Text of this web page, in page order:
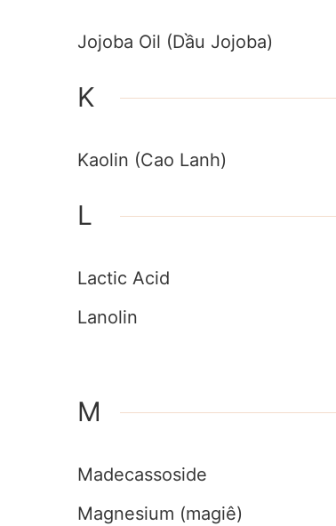
Jojoba Oil (Dầu Jojoba)
K
Kaolin (Cao Lanh)
L
Lactic Acid
Lanolin
M
Madecassoside
Magnesium (magiê)